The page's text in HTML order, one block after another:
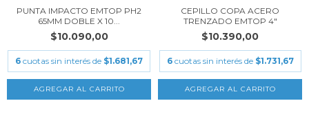
PUNTA IMPACTO EMTOP PH2
65MM DOBLE X 10...
$10.090,00
6 cuotas sin interés de $1.681,67
CEPILLO COPA ACERO
TRENZADO EMTOP 4"
$10.390,00
6 cuotas sin interés de $1.731,67